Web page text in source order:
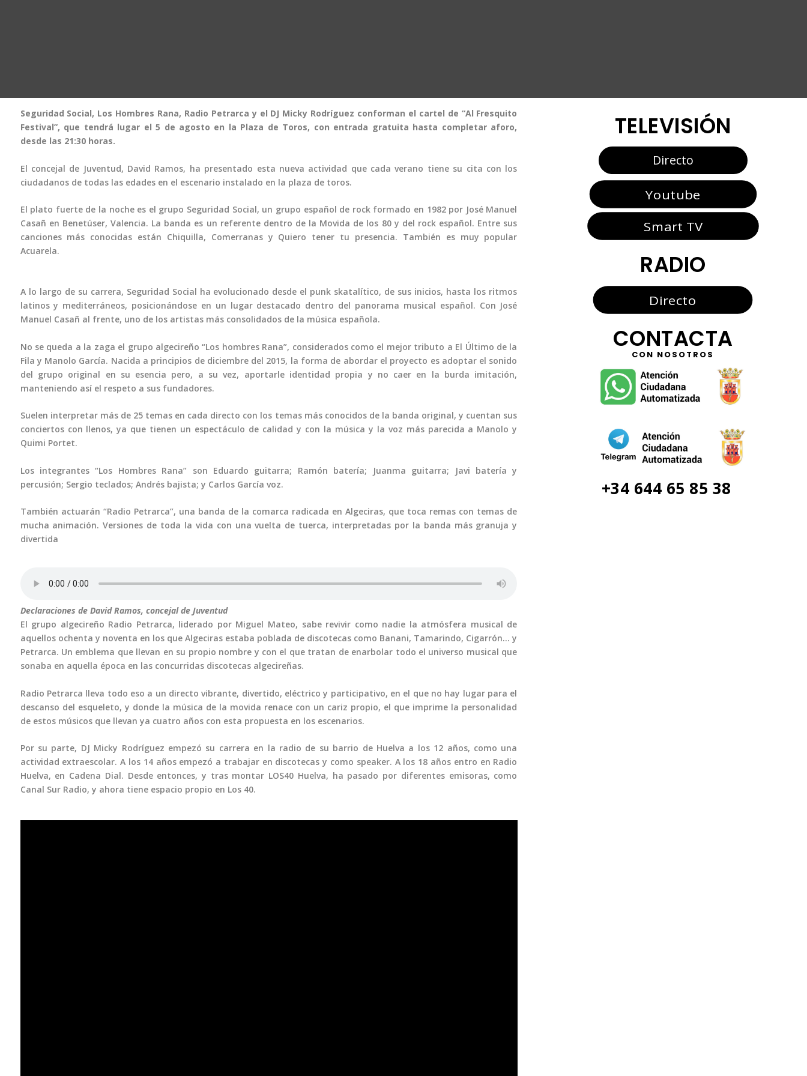
Seguridad Social, Los Hombres Rana, Radio Petrarca y el DJ Micky Rodríguez conforman el cartel de “Al Fresquito
Festival”, que tendrá lugar el 5 de agosto en la Plaza de Toros, con entrada gratuita hasta completar aforo,
desde las 21:30 horas.
El concejal de Juventud, David Ramos, ha presentado esta nueva actividad que cada verano tiene su cita con los
ciudadanos de todas las edades en el escenario instalado en la plaza de toros.
El plato fuerte de la noche es el grupo Seguridad Social, un grupo español de rock formado en 1982 por José Manuel
Casañ en Benetúser, Valencia. La banda es un referente dentro de la Movida de los 80 y del rock español. Entre sus
canciones más conocidas están Chiquilla, Comerranas y Quiero tener tu presencia. También es muy popular
Acuarela.
A lo largo de su carrera, Seguridad Social ha evolucionado desde el punk skatalítico, de sus inicios, hasta los ritmos
latinos y mediterráneos, posicionándose en un lugar destacado dentro del panorama musical español. Con José
Manuel Casañ al frente, uno de los artistas más consolidados de la música española.
No se queda a la zaga el grupo algecireño “Los hombres Rana”, considerados como el mejor tributo a El Último de la
Fila y Manolo García. Nacida a principios de diciembre del 2015, la forma de abordar el proyecto es adoptar el sonido
del grupo original en su esencia pero, a su vez, aportarle identidad propia y no caer en la burda imitación,
manteniendo así el respeto a sus fundadores.
Suelen interpretar más de 25 temas en cada directo con los temas más conocidos de la banda original, y cuentan sus
conciertos con llenos, ya que tienen un espectáculo de calidad y con la música y la voz más parecida a Manolo y
Quimi Portet.
Los integrantes “Los Hombres Rana” son Eduardo guitarra; Ramón batería; Juanma guitarra; Javi batería y
percusión; Sergio teclados; Andrés bajista; y Carlos García voz.
También actuarán “Radio Petrarca”, una banda de la comarca radicada en Algeciras, que toca remas con temas de
mucha animación. Versiones de toda la vida con una vuelta de tuerca, interpretadas por la banda más granuja y
divertida
Declaraciones de David Ramos, concejal de Juventud
El grupo algecireño Radio Petrarca, liderado por Miguel Mateo, sabe revivir como nadie la atmósfera musical de
aquellos ochenta y noventa en los que Algeciras estaba poblada de discotecas como Banani, Tamarindo, Cigarrón… y
Petrarca. Un emblema que llevan en su propio nombre y con el que tratan de enarbolar todo el universo musical que
sonaba en aquella época en las concurridas discotecas algecireñas.
Radio Petrarca lleva todo eso a un directo vibrante, divertido, eléctrico y participativo, en el que no hay lugar para el
descanso del esqueleto, y donde la música de la movida renace con un cariz propio, el que imprime la personalidad
de estos músicos que llevan ya cuatro años con esta propuesta en los escenarios.
Por su parte, DJ Micky Rodríguez empezó su carrera en la radio de su barrio de Huelva a los 12 años, como una
actividad extraescolar. A los 14 años empezó a trabajar en discotecas y como speaker. A los 18 años entro en Radio
Huelva, en Cadena Dial. Desde entonces, y tras montar LOS40 Huelva, ha pasado por diferentes emisoras, como
Canal Sur Radio, y ahora tiene espacio propio en Los 40.
TELEVISIÓN
Directo
Youtube
Smart TV
RADIO
Directo
CONTACTA
CON NOSOTROS
+34 644 65 85 38